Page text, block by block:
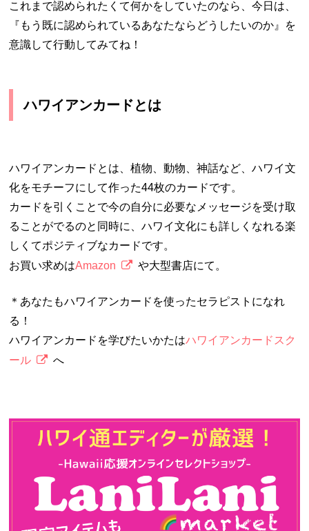
これまで認められたくて何かをしていたのなら、今日は、
『もう既に認められているあなたならどうしたいのか』を
意識して行動してみてね！
ハワイアンカードとは
ハワイアンカードとは、植物、動物、神話など、ハワイ文
化をモチーフにして作った44枚のカードです。
カードを引くことで今の自分に必要なメッセージを受け取
ることがでるのと同時に、ハワイ文化にも詳しくなれる楽
しくてポジティブなカードです。
お買い求めはAmazon や大型書店にて。
＊あなたもハワイアンカードを使ったセラピストになれ
る！
ハワイアンカードを学びたいかたはハワイアンカードスク
ール
へ